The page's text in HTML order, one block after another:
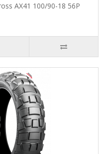
AX41 100/90-18 56P